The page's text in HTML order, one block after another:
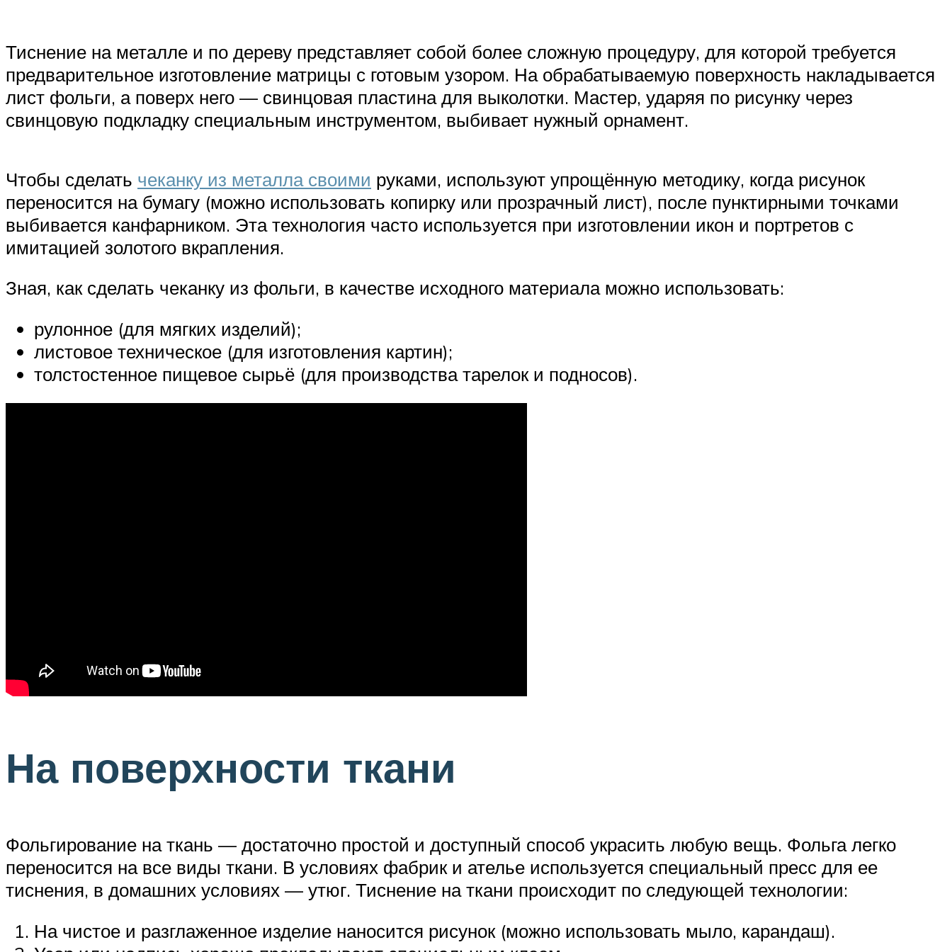
Тиснение на металле и по дереву представляет собой более сложную процедуру, для которой требуется
предварительное изготовление матрицы с готовым узором. На обрабатываемую поверхность накладывается
лист фольги, а поверх него — свинцовая пластина для выколотки. Мастер, ударяя по рисунку через
свинцовую подкладку специальным инструментом, выбивает нужный орнамент.
Чтобы сделать чеканку из металла своими руками, используют упрощённую методику, когда рисунок
переносится на бумагу (можно использовать копирку или прозрачный лист), после пунктирными точками
выбивается канфарником. Эта технология часто используется при изготовлении икон и портретов с
имитацией золотого вкрапления.
Зная, как сделать чеканку из фольги, в качестве исходного материала можно использовать:
рулонное (для мягких изделий);
листовое техническое (для изготовления картин);
толстостенное пищевое сырьё (для производства тарелок и подносов).
На поверхности ткани
Фольгирование на ткань — достаточно простой и доступный способ украсить любую вещь. Фольга легко
переносится на все виды ткани. В условиях фабрик и ателье используется специальный пресс для ее
тиснения, в домашних условиях — утюг. Тиснение на ткани происходит по следующей технологии:
На чистое и разглаженное изделие наносится рисунок (можно использовать мыло, карандаш).